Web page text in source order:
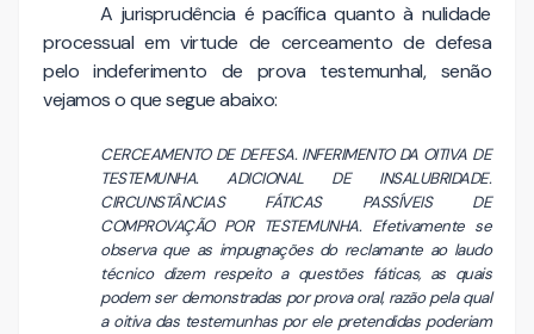
A jurisprudência é pacífica quanto à nulidade
processual em virtude de cerceamento de defesa
pelo indeferimento de prova testemunhal, senão
vejamos o que segue abaixo:
CERCEAMENTO DE DEFESA. INFERIMENTO DA OITIVA DE
TESTEMUNHA. ADICIONAL DE INSALUBRIDADE.
CIRCUNSTÂNCIAS FÁTICAS PASSÍVEIS DE
COMPROVAÇÃO POR TESTEMUNHA. Efetivamente se
observa que as impugnações do reclamante ao laudo
técnico dizem respeito a questões fáticas, as quais
podem ser demonstradas por prova oral, razão pela qual
a oitiva das testemunhas por ele pretendidas poderiam